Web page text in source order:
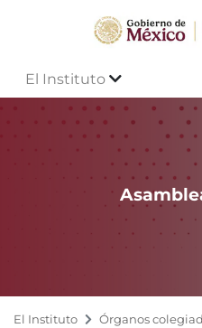
El Instituto
El Instituto
Órganos